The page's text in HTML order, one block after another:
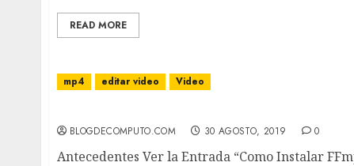
READ MORE
mp4 editar video Video
BLOGDECOMPUTO.COM 30 AGOSTO, 2019 0
Antecedentes Ver la Entrada “Como Instalar